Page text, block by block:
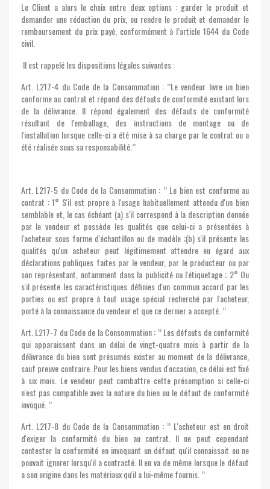
Le Client a alors le choix entre deux options : garder le produit et
demander une réduction du prix, ou rendre le produit et demander le
remboursement du prix payé, conformément à l’article 1644 du Code
civil.
Il est rappelé les dispositions légales suivantes :
Art. L217-4 du Code de la Consommation : ’’Le vendeur livre un bien
conforme au contrat et répond des défauts de conformité existant lors
de la délivrance. Il répond également des défauts de conformité
résultant de l'emballage, des instructions de montage ou de
l'installation lorsque celle-ci a été mise à sa charge par le contrat ou a
été réalisée sous sa responsabilité.’’
Art. L217-5 du Code de la Consommation : ’’ Le bien est conforme au
contrat : 1° S'il est propre à l'usage habituellement attendu d'un bien
semblable et, le cas échéant (a) s'il correspond à la description donnée
par le vendeur et possède les qualités que celui-ci a présentées à
l'acheteur sous forme d'échantillon ou de modèle ;(b) s'il présente les
qualités qu'un acheteur peut légitimement attendre eu égard aux
déclarations publiques faites par le vendeur, par le producteur ou par
son représentant, notamment dans la publicité ou l'étiquetage ; 2° Ou
s'il présente les caractéristiques définies d'un commun accord par les
parties ou est propre à tout usage spécial recherché par l'acheteur,
porté à la connaissance du vendeur et que ce dernier a accepté. ’’
Art. L217-7 du Code de la Consommation : ’’ Les défauts de conformité
qui apparaissent dans un délai de vingt-quatre mois à partir de la
délivrance du bien sont présumés exister au moment de la délivrance,
sauf preuve contraire. Pour les biens vendus d'occasion, ce délai est fixé
à six mois. Le vendeur peut combattre cette présomption si celle-ci
n'est pas compatible avec la nature du bien ou le défaut de conformité
invoqué. ’’
Art. L217-8 du Code de la Consommation : ’’ L'acheteur est en droit
d'exiger la conformité du bien au contrat. Il ne peut cependant
contester la conformité en invoquant un défaut qu'il connaissait ou ne
pouvait ignorer lorsqu'il a contracté. Il en va de même lorsque le défaut
a son origine dans les matériaux qu'il a lui-même fournis. ’’